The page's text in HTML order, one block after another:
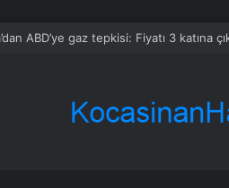
ABD’ye gaz tepkisi: Fiyatı 3 katına